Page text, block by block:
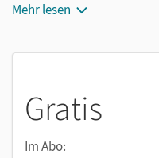
Mehr lesen
Gratis
Im Abo: